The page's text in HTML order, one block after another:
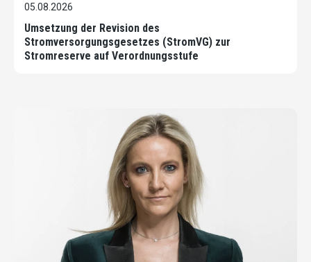
05.08.2026
Umsetzung der Revision des
Stromversorgungsgesetzes (StromVG) zur
Stromreserve auf Verordnungsstufe